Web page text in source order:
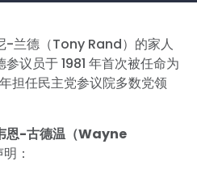
-兰德（Tony Rand）的家人
议员于 1981 年首次被任命为
担任民主党参议院多数党领
恩-古德温（Wayne
：